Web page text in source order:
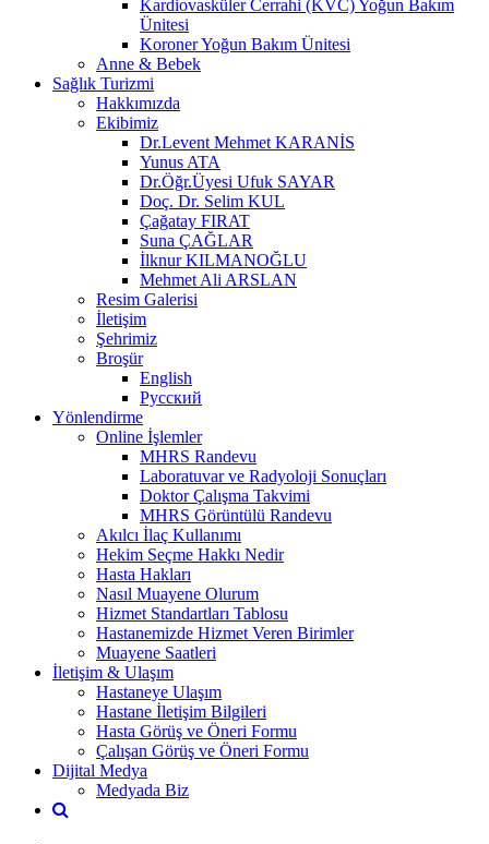
Kardiovasküler Cerrahi (KVC) Yoğun Bakım
Ünitesi
Koroner Yoğun Bakım Ünitesi
Anne & Bebek
Sağlık Turizmi
Hakkımızda
Ekibimiz
Dr.Levent Mehmet KARANİS
Yunus ATA
Dr.Öğr.Üyesi Ufuk SAYAR
Doç. Dr. Selim KUL
Çağatay FIRAT
Suna ÇAĞLAR
İlknur KILMANOĞLU
Mehmet Ali ARSLAN
Resim Galerisi
İletişim
Şehrimiz
Broşür
English
Русский
Yönlendirme
Online İşlemler
MHRS Randevu
Laboratuvar ve Radyoloji Sonuçları
Doktor Çalışma Takvimi
MHRS Görüntülü Randevu
Akılcı İlaç Kullanımı
Hekim Seçme Hakkı Nedir
Hasta Hakları
Nasıl Muayene Olurum
Hizmet Standartları Tablosu
Hastanemizde Hizmet Veren Birimler
Muayene Saatleri
İletişim & Ulaşım
Hastaneye Ulaşım
Hastane İletişim Bilgileri
Hasta Görüş ve Öneri Formu
Çalışan Görüş ve Öneri Formu
Dijital Medya
Medyada Biz